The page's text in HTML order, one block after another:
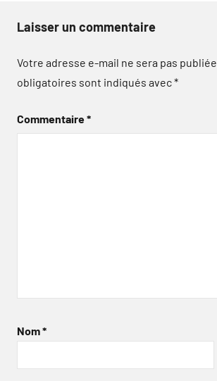
Laisser un commentaire
Votre adresse e-mail ne sera pas publiée.
obligatoires sont indiqués avec*
Commentaire*
Nom*